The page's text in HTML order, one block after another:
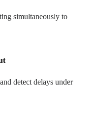
simultaneously to
detect delays under